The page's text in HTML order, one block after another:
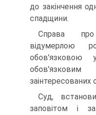
до закінчення
спадщини.
Справа
відумерлою
обов'язковою
заінтересованих
Суд,
заповітом і